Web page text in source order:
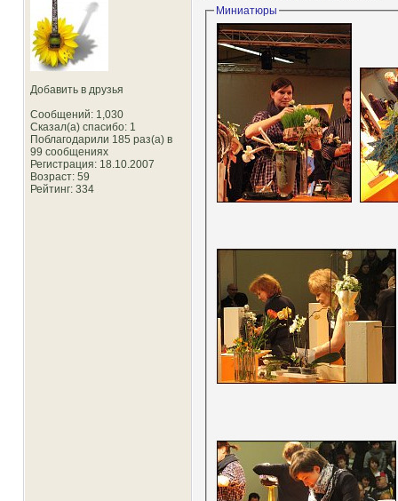
Добавить в друзья
Сообщений: 1,030
Сказал(а) спасибо: 1
Поблагодарили 185 раз(а) в
99 сообщениях
Регистрация: 18.10.2007
Возраст: 59
Рейтинг: 334
Миниатюры